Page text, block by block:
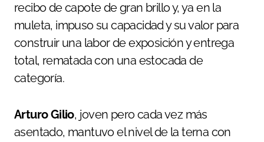
recibo de capote de gran brillo y, ya en la
muleta, impuso su capacidad y su valor para
construir una labor de exposición y entrega
total, rematada con una estocada de
categoría.
Arturo Gilio, joven pero cada vez más
asentado, mantuvo el nivel de la terna con